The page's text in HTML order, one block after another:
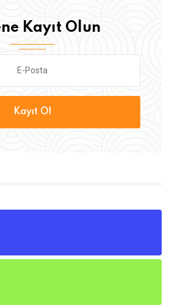
Kayıt Olun
Kayıt Ol